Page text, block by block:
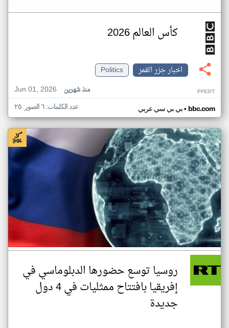
كأس العالم 2026
اخبار جزر القمر
Politics
Jun 01, 2026
منذ شهرين PF63IT
بي بي سي عربي• bbc.com عدد الكلمات: ٦ الصور: ٢٥
روسيا توسع حضورها الدبلوماسي في
إفريقيا بافتتاح ممثليات في 4 دول
جديدة